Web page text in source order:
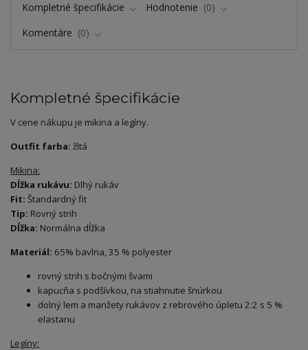
Kompletné špecifikácie Hodnotenie
0
Komentáre
0
Kompletné špecifikácie
V cene nákupu je mikina a legíny.
Outfit farba: žltá
Mikina:
Dĺžka rukávu: Dlhý rukáv
Fit: Štandardný fit
Tip: Rovný strih
Dĺžka: Normálna dĺžka
Materiál: 65% bavlna, 35 % polyester
rovný strih s bočnými švami
kapucňa s podšívkou, na stiahnutie šnúrkou
dolný lem a manžety rukávov z rebrového úpletu 2:2 s 5 %
elastanu
Legíny: